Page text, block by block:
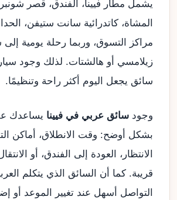
يشمل مطار فيينا، الفندق، قصر
المشاة، كاتدرائية سانت ستيفن،
مراكز التسوق، وربما رحلة يومية إلى
زيلامسي أو هالشتات. لذلك وجود
سائق يجعل اليوم أكثر راحة وتنظيمًا.
وجود سائق عربي في فيينا يساعدك
بشكل أوضح: وقت الانطلاق، أماكن
الانتظار، العودة إلى الفندق، أو
قريبة. كما أن السائق الذي يتكلم
التواصل أسهل عند تغيير الموعد أو